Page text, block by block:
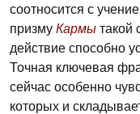
соотносится с
призму Кармы такой
действие способно
Точная ключевая
сейчас особенно
которых и